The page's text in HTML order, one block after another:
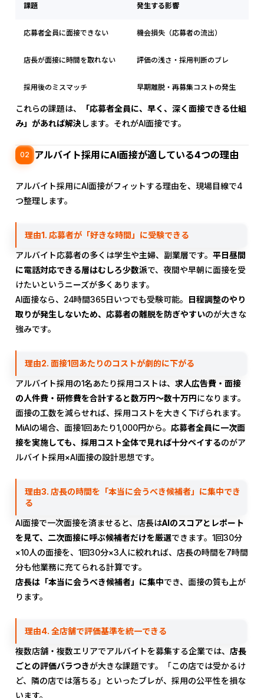
課題
応募者全員に面接できない
店長が面接に時間を取れない
採用後のミスマッチ
発生する影響
機会損失（応募者の流出）
評価の浅さ・採用判断のブレ
早期離脱・再募集コストの発生
これらの課題は、
「応募者全員に、早く、深く面接できる仕組
み」があれば解決 します。それがAI面接です。
02 アルバイト採用にAI面接が適している4つの理由
アルバイト採用にAI面接がフィットする理由を、現場目線で4
つ整理します。
理由1. 応募者が「好きな時間」に受験できる
アルバイト応募者の多くは学生や主婦、副業層です。 平日昼間
に電話対応できる層はむしろ少数派で、夜間や早朝に面接を受
けたいというニーズが多くあります。
AI面接なら、24時間365日いつでも受験可能。
日程調整のやり
取りが発生しないため、応募者の離脱を防ぎやすいのが大きな
強みです。
理由2. 面接1回あたりのコストが劇的に下がる
アルバイト採用の1名あたり採用コストは、 求人広告費・面接
の人件費・研修費を合計すると数万円〜数十万円になります。
面接の工数を減らせれば、採用コストを大きく下げられます。
MiAIの場合、面接1回あたり1,000円から。 応募者全員に一次面
接を実施しても、採用コスト全体で見れば十分ペイするのがア
ルバイト採用×AI面接の設計思想です。
理由3. 店長の時間を「本当に会うべき候補者」に集中でき
る
AI面接で一次面接を済ませると、店長はAIのスコアとレポート
を見て、二次面接に呼ぶ候補者だけを厳選できます。1回30分
×10人の面接を、1回30分×3人に絞れれば、店長の時間を7時間
分も他業務に充てられる計算です。
店長は「本当に会うべき候補者」に集中でき、面接の質も上が
ります。
理由4. 全店舗で評価基準を統一できる
複数店舗・複数エリアでアルバイトを募集する企業では、 店長
ごとの評価バラつきが大きな課題です。「この店では受かるけ
ど、隣の店では落ちる」といったブレが、採用の公平性を損な
います。